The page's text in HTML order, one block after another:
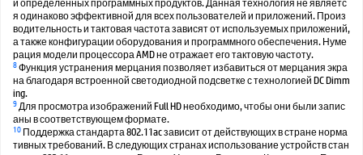
я одинаково эффективной для всех пользователей и приложений. Произ
водительность и тактовая частота зависят от используемых приложений,
а также конфигурации оборудования и программного обеспечения. Нуме
рация модели процессора AMD не отражает его тактовую частоту.
8Функция устранения мерцания позволяет избавиться от мерцания экра
на благодаря встроенной светодиодной подсветке с технологией DC Dimm
ing.
9Для просмотра изображений Full HD необходимо, чтобы они были запис
аны в соответствующем формате.
10 Поддержка стандарта 802.11ac зависит от действующих в стране норма
тивных требований. В следующих странах использование устройств стан